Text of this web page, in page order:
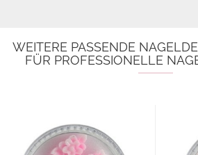
WEITERE PASSENDE
FÜR PROFESSIONELLE